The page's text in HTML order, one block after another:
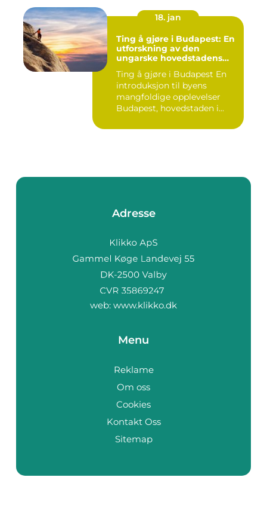
18. jan
Ting å gjøre i Budapest: En
utforskning av den
ungarske hovedstadens
Ting å gjøre i Budapest En
introduksjon til byens
mangfoldige opplevelser
Budapest, hovedstaden i...
Adresse
web: www.klikko.dk
Menu
Reklame
Om oss
Cookies
Kontakt Oss
Sitemap